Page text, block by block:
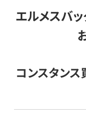
エルメスバ
コンスタンス